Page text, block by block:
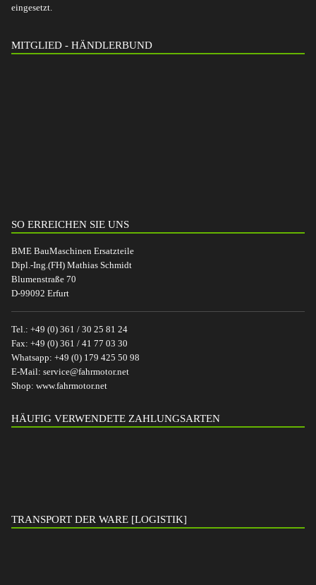
eingesetzt.
MITGLIED - HÄNDLERBUND
SO ERREICHEN SIE UNS
BME BauMaschinen Ersatzteile
Dipl.-Ing.(FH) Mathias Schmidt
Blumenstraße 70
D-99092 Erfurt
Tel.: +49 (0) 361 / 30 25 81 24
Fax: +49 (0) 361 / 41 77 03 30
Whatsapp: +49 (0) 179 425 50 98
E-Mail: service@fahrmotor.net
Shop: www.fahrmotor.net
HÄUFIG VERWENDETE ZAHLUNGSARTEN
TRANSPORT DER WARE [LOGISTIK]